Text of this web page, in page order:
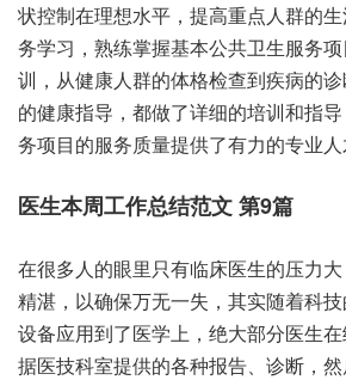
状控制在理想水平，提高重点人群的
务学习，熟练掌握基本公共卫生服务
训，从健康人群的体格检查到疾病的
的健康指导，都做了详细的培训和指
务项目的服务质量提供了有力的专业人
医生本周工作总结范文 第9篇
在很多人的眼里只有临床医生的压力
精湛，以确保万无一失，其实随着科
设备应用到了医学上，绝大部分医生
据医技科室提供的各种报告、诊断，